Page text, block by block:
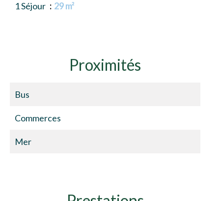
1 Séjour 29 m²
Proximités
Bus
Commerces
Mer